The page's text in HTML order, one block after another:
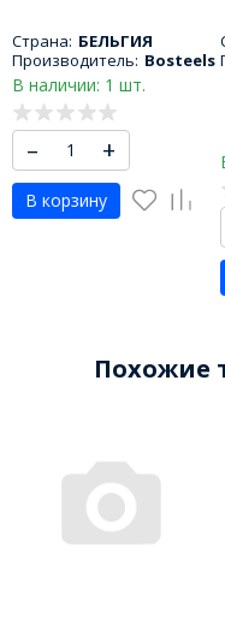
Страна: БЕЛЬГИЯ
Производитель: Bosteels
В наличии: 1 шт.
– +
В корзину
Похожие